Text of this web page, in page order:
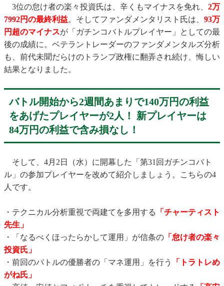
3位の怠け者の楽々投資氏は、辛くもマイナスを免れ、 2万
7992円の最終利益。そしてファンダメンタリスト氏は、 93万
円超のマイナスが「ガチンコバトルプレイヤー」としての最
後の成績に。ベテラントレーダーのファンダメンタルズ分析
も、前代未聞だらけのトランプ政権に翻弄され続け、悔しい
結果となりました。
バトル開始から2週間あまりで140万円の利益
をあげたプレイヤーが2人！ 新プレイヤーは
84万円の利益で含み損なし！
そして、4月2日（水）に開幕した「第31回ガチンコバト
ル」の参加プレイヤーを改めて紹介しましょう。こちらの4
人です。
・テクニカル分析重視で両建てを多用する
「チャーティスト
先生」
・「なるべくほったらかして運用」が信条の 「怠け者の楽々
投資氏」
・前回のバトルの優勝者の「マネ運用」を行う
「トラトレめ
がね氏」